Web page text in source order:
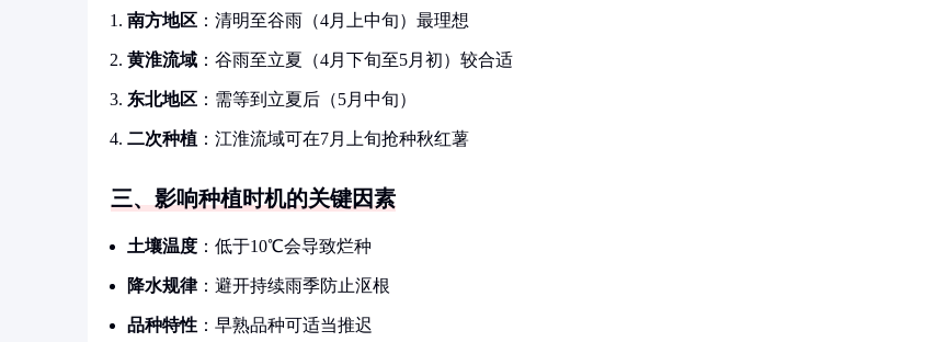
南方地区 ：清明至谷雨（4月上中旬）最理想
黄淮流域 ：谷雨至立夏（4月下旬至5月初）较合适
东北地区 ：需等到立夏后（5月中旬）
二次种植 ：江淮流域可在7月上旬抢种秋红薯
三、影响种植时机的关键因素
土壤温度 ：低于10℃会导致烂种
降水规律：避开持续雨季防止沤根
品种特性 ：早熟品种可适当推迟